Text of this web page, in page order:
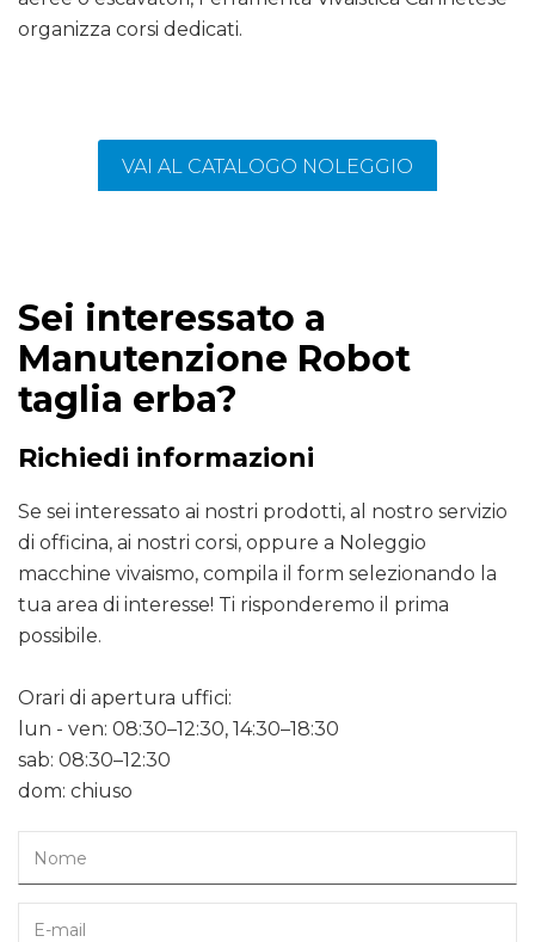
organizza corsi dedicati.
VAI AL CATALOGO NOLEGGIO
Sei interessato a
Manutenzione Robot
taglia erba?
Richiedi informazioni
Se sei interessato ai nostri prodotti, al nostro servizio
di officina, ai nostri corsi, oppure a Noleggio
macchine vivaismo, compila il form selezionando la
tua area di interesse! Ti risponderemo il prima
possibile.
Orari di apertura uffici:
lun - ven: 08:30–12:30, 14:30–18:30
sab: 08:30–12:30
dom: chiuso